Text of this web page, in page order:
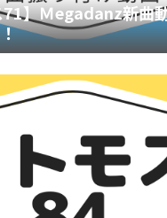
】Ｍegadanz新曲